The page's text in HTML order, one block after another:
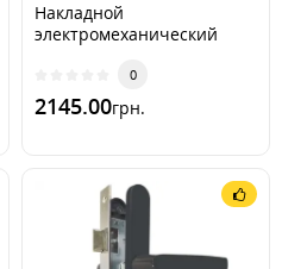
Накладной
электромеханический
0
2145.00грн.